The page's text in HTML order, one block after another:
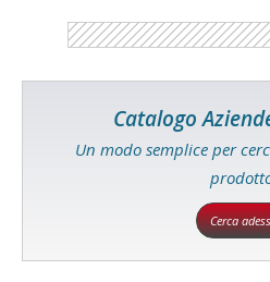
Catalogo
Un modo semplice per
Cerca